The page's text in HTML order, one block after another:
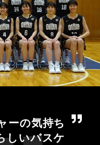
ーの気持ち
しいバスケ